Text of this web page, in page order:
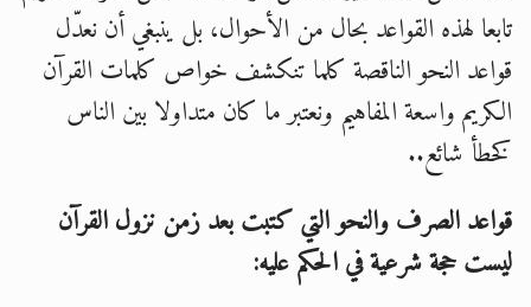
تابعا لهذه القواعد بحال من الأحوال، بل ينبغي أن نعدّل
قواعد النحو الناقصة كلما تنكشف خواص كلمات القرآن
الكريم واسعة المفاهيم ونعتبر ما كان متداولا بين الناس
كخطأ شائع..
قواعد الصرف والنحو التي كتبت بعد زمن نزول القرآن
ليست حجة شرعية في الحكم عليه: